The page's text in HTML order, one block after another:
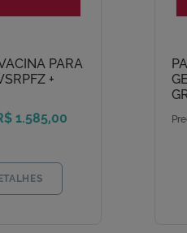
PARA
+
1.585,00